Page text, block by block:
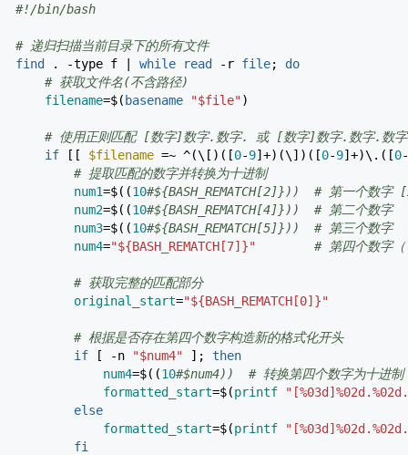
#!/bin/bash
# 递归扫描当前目录下的所有文件
find
. -type f while read -r file; do
# 获取文件名(不含路径)
filename=$( basename "$file")
# 使用正则匹配 [数字]数字.数字. 或 [数字]数字.数字.数
if
[ [ $filename =~ ^(\ [ ) ( [0-9] +) (\ ] ) ( [0-9] +)\. ( [0-
# 提取匹配的数字并转换为十进制
num1=$( (10#${BASH_REMATCH[2]})) # 第一个数字
num2=$( (10#${BASH_REMATCH[4]})) # 第二个数字
num3=$( (10#${BASH_REMATCH[5]})) # 第三个数字
num4="${BASH_REMATCH[7]}" # 第四个数字（
# 获取完整的匹配部分
original_start="${BASH_REMATCH[0]}"
# 根据是否存在第四个数字构造新的格式化开头
if
[ -n "$num4" ] ; then
num4=$( (10#$num4)) # 转换第四个数字为十进制
formatted_start=$(printf
else
formatted_start=$(printf
fi